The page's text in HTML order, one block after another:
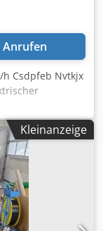
Anrufen
Csdpfeb Nvtkjx
Absicherung
1570 mm
Hoehe Auswurf
Kleinanzeige